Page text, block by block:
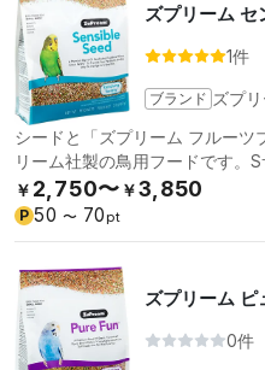
ズプリーム セ
1件
ブランド ズプ
シードと「ズプリーム フルーツ
リーム社製の鳥用フードです。S
￥ 2,750〜 ￥3,850
P 50 〜 70 pt
ズプリーム ピ
0件